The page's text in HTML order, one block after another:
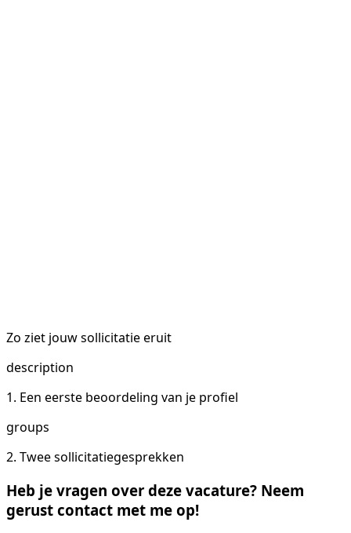
Zo ziet jouw sollicitatie eruit
description
1. Een eerste beoordeling van je profiel
groups
2. Twee sollicitatiegesprekken
Heb je vragen over deze vacature? Neem
gerust contact met me op!